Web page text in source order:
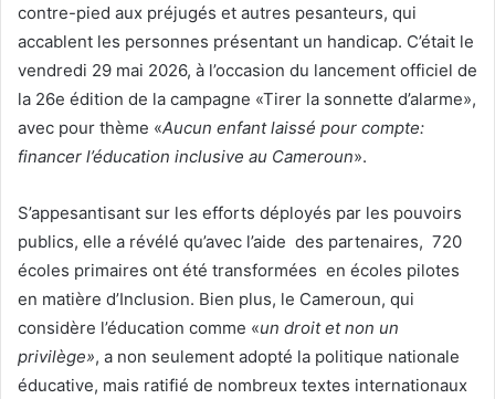
e
l
contre-pied aux préjugés et autres pesanteurs, qui
accablent les personnes présentant un handicap. C’était le
vendredi 29 mai 2026, à l’occasion du lancement officiel de
la 26e édition de la campagne «Tirer la sonnette d’alarme»,
avec pour thème «Aucun enfant laissé pour compte:
financer l’éducation inclusive au Cameroun».
S’appesantisant sur les efforts déployés par les pouvoirs
publics, elle a révélé qu’avec l’aide des partenaires, 720
écoles primaires ont été transformées en écoles pilotes
en matière d’Inclusion. Bien plus, le Cameroun, qui
considère l’éducation comme «un droit et non un
privilège», a non seulement adopté la politique nationale
éducative, mais ratifié de nombreux textes internationaux